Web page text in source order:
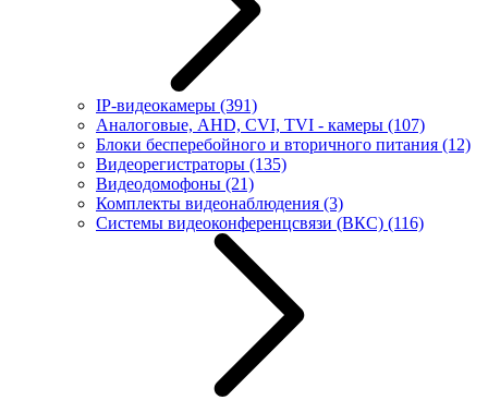
IP-видеокамеры (391)
Аналоговые, AHD, CVI, TVI - камеры (107)
Блоки бесперебойного и вторичного питания (12)
Видеорегистраторы (135)
Видеодомофоны (21)
Комплекты видеонаблюдения (3)
Системы видеоконференцсвязи (ВКС) (116)